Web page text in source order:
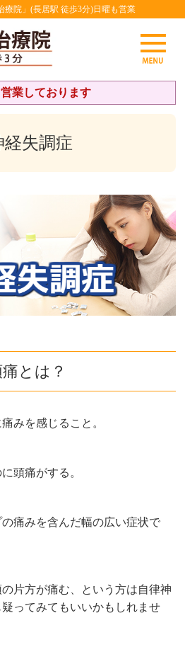
療院」(長居駅 徒歩3分)日曜も営業
業しております
失調症
とは？
みを感じること。
頭痛がする。
痛みを含んだ幅の広い症状で
片方が痛む、という方は自律神
ってみてもいいかもしれませ